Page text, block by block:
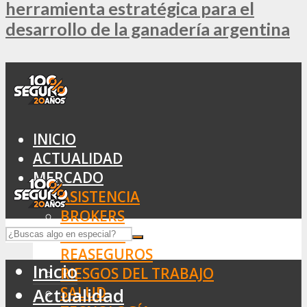
herramienta estratégica para el
desarrollo de la ganadería argentina
INICIO
ACTUALIDAD
MERCADO
ASISTENCIA
BROKERS
SEGUROS
REASEGUROS
RIESGOS DEL TRABAJO
SALUD
Inicio
Actualidad